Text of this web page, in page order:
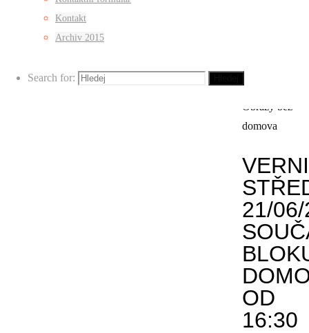
Kontakt
Archiv 2015
Search for:
Obrazy bez
domova
21/
OD
16:30